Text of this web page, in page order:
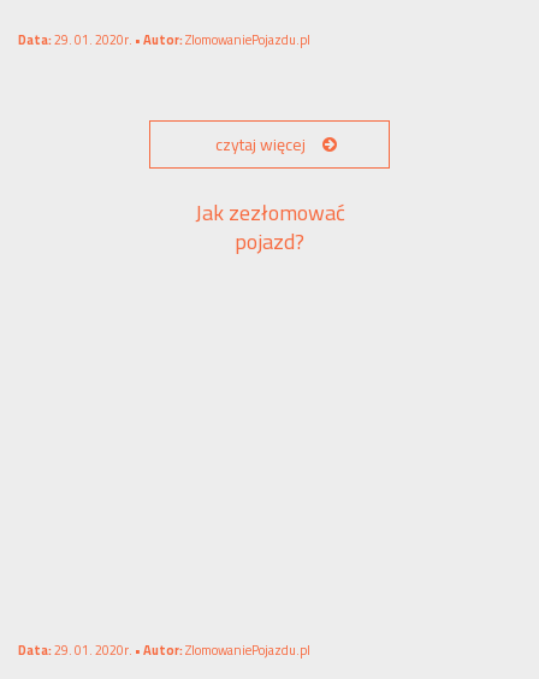
Data:29. 01. 2020r. •Autor:ZlomowaniePojazdu.pl
czytaj więcej
Jak zezłomować
pojazd?
Data:29. 01. 2020r. •Autor:ZlomowaniePojazdu.pl